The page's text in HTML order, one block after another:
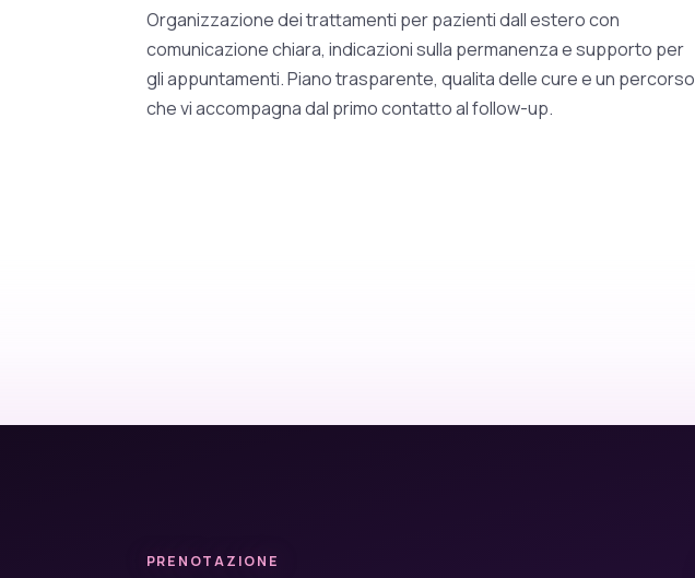
Organizzazione dei trattamenti per pazienti dall estero con
comunicazione chiara, indicazioni sulla permanenza e supporto per
gli appuntamenti. Piano trasparente, qualita delle cure e un percorso
che vi accompagna dal primo contatto al follow-up.
PRENOTAZIONE